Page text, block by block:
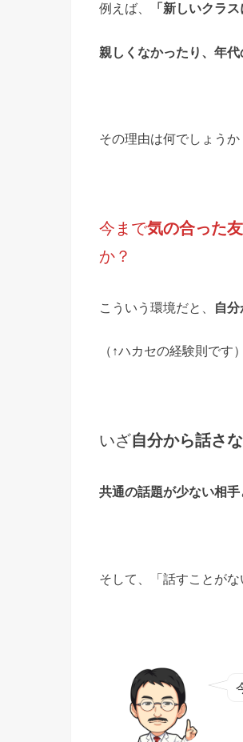
例えば、 「新しいクラス
親しくなかったり、年
その理由は何でしょうか
今まで気の合った
か？
こういう環境だと、 自
（↑ハカセの経験則です）
いざ自分から話さ
共通の話題が少ない相手
そして、「話すことがな